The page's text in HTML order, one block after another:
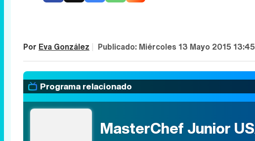
Por Eva González | Publicado: Miércoles 13 Mayo 2015 13:45
Programa relacionado
MasterChef Junior